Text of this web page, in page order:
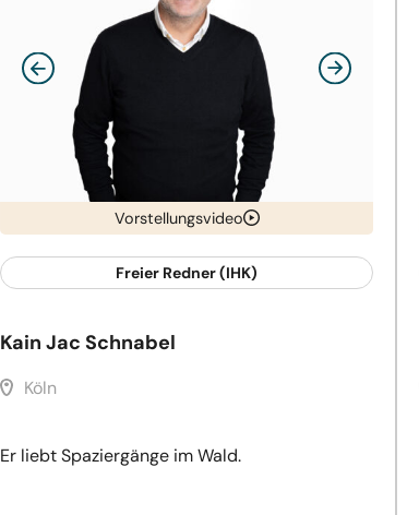
Vorstellungsvideo
Freier Redner (IHK)
Kain Jac Schnabel
Köln
Er liebt Spaziergänge im Wald.